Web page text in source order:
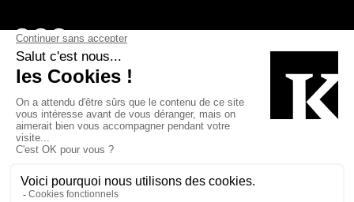
Page Facebook de Kollectif
Page Instagram de Kollectif
Page Linkedin de Kollectif
Bâtiment-Durable-Québec-1
Esquisses-1
MP-1 v2com-1